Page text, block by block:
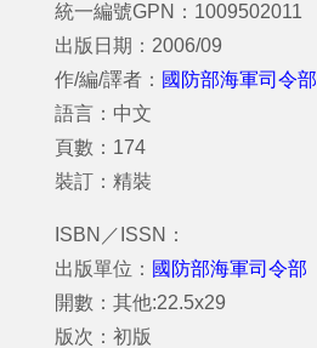
統一編號GPN：1009502011
出版日期：2006/09
作/編/譯者： 國防部海軍司令部
語言：中文
頁數：174
裝訂：精裝
ISBN／ISSN：
出版單位： 國防部海軍司令部
開數：其他:22.5x29
版次：初版